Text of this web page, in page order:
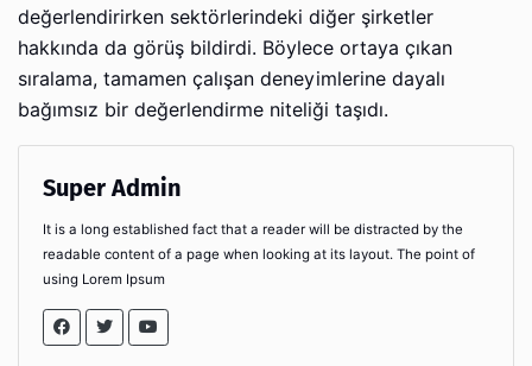
değerlendirirken sektörlerindeki diğer şirketler
hakkında da görüş bildirdi. Böylece ortaya çıkan
sıralama, tamamen çalışan deneyimlerine dayalı
bağımsız bir değerlendirme niteliği taşıdı.
Super Admin
It is a long established fact that a reader will be distracted by the
readable content of a page when looking at its layout. The point of
using Lorem Ipsum